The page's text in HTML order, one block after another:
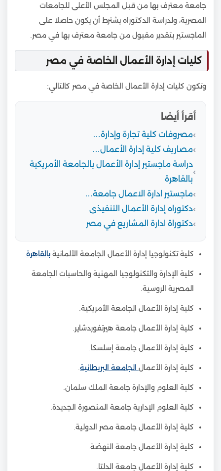
جامعة معترف بها من قبل المجلس الأعلى للجامعات
المصرية، ولدراسة الدكتوراه يشترط أن يكون حاصلا على
الماجستير بتقدير مقبول من جامعة معترف بها في مصر.
كليات إدارة الأعمال الخاصة في مصر
وتكون كليات إدارة الأعمال الخاصة في مصر كالتالي:
أقرأ أيضا
مصروفات كلية تجارة وإدارة…
مصاريف كلية إدارة الأعمال…
دراسة ماجستير إدارة الأعمال بالجامعة الأمريكية
بالقاهرة
ماجستير ادارة الاعمال جامعة…
دكتوراه إدارة الأعمال التنفيذى
دكتوراة ادارة المشاريع في مصر
كلية تكنولوجيا إدارة الأعمال الجامعة الألمانية بالقاهرة
كلية الإدارة والتكنولوجيا المهنية والحاسبات الجامعة
المصرية الروسية.
كلية إدارة الأعمال الجامعة الأمريكية.
كلية إدارة الأعمال جامعة هيرتفوردشاير.
كلية إدارة الأعمال جامعة إسلسكا.
كلية إدارة الأعمال الجامعة البريطانية
كلية العلوم والإدارة جامعة الملك سلمان.
كلية العلوم الإدارية جامعة المنصورة الجديدة.
كلية إدارة الأعمال جامعة مصر الدولية.
كلية إدارة الأعمال جامعة النهضة.
كلية إدارة الأعمال جامعة الدلتا.